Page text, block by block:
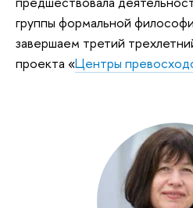
группы формальной
завершаем третий
проекта «Центры